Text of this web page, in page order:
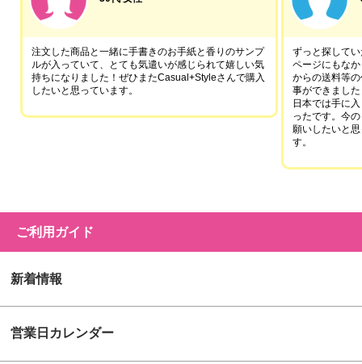
注文した商品と一緒に手書きのお手紙と香りのサンプ
ルが入っていて、とても気遣いが感じられて嬉しい気
持ちになりました！ぜひまたCasual+Styleさんで購入
したいと思っています。
ずっと探して
ページにもな
からの送料等
事ができました
日本では手に
ったです。今
願いしたいと
す。
ご利用ガイド
新着情報
営業日カレンダー